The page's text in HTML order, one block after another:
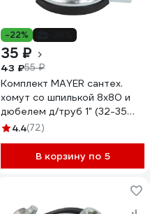
-22%
35 ₽
43 ₽55 ₽
Комплект MAYER сантех.
хомут со шпилькой 8x80 и
дюбелем д/труб 1" (32-35
мм), гайка М8 14 0100 1/14
4.4(72)
В корзину по 5